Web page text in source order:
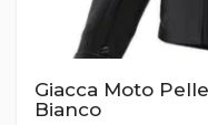
Giacca Moto
Bianco